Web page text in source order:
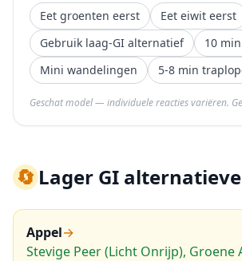
Eet groenten eerst
Eet eiwit eerst
Gebruik laag-GI alternatief
10
Mini wandelingen
5-8 min
Geschat model — individuele reacties variëren.
🔄Lager GI
Appel→
Stevige Peer (Licht Onrijp), Groene